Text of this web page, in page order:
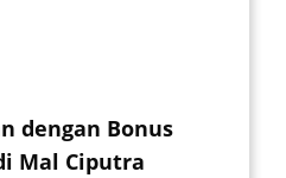
dengan Bonus
Mal Ciputra